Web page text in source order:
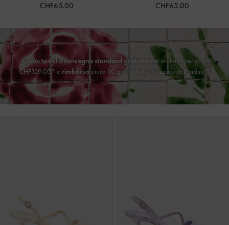
CHF65.00 CHF65.00
Usufruite dellaconsegna standard gratuita per ordini superiori a
CHF129.00* e rimborso entro 30 giorni dalla ricezione dell'ordine*